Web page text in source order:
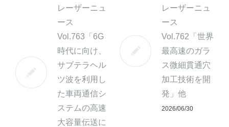
レーザーニュ
ース
Vol.763「6G
時代に向け、
サブテラヘル
ツ波を利用し
た車両通信シ
ステムの高速
大容量伝送に
レーザーニュ
ース
Vol.762「世界
最高速のガラ
ス微細貫通穴
加工技術を開
発」他
2026/06/30